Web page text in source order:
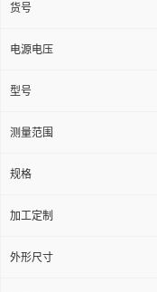
货号
电源电压
型号
测量范围
规格
加工定制
外形尺寸